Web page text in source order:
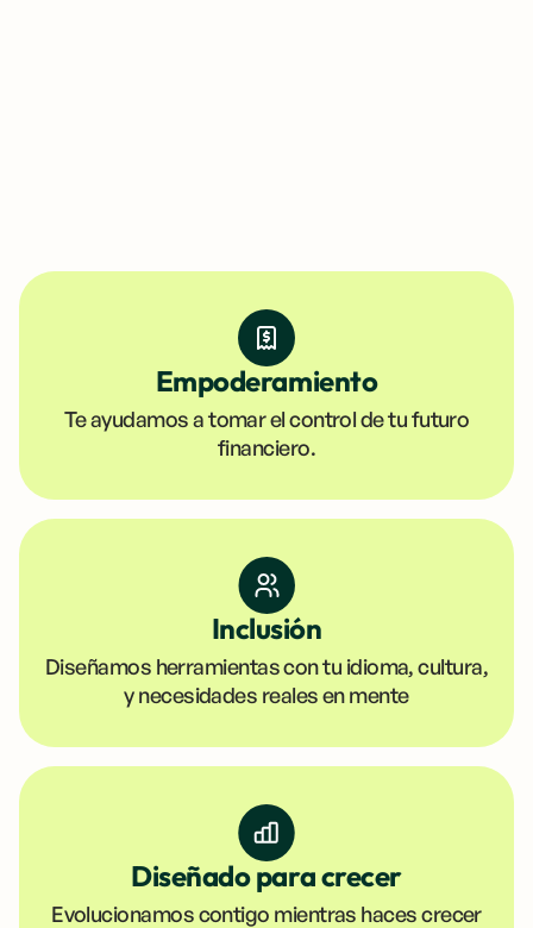
Empoderamiento
Te ayudamos a tomar el control de tu futuro
financiero.
Inclusión
Diseñamos herramientas con tu idioma, cultura,
y necesidades reales en mente
Diseñado para crecer
Evolucionamos contigo mientras haces crecer